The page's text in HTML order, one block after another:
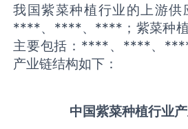
我国紫菜种植行业的上游供
****、****、****；紫菜种植
主要包括：****、****、
产业链结构如下：
中国紫菜种植行业